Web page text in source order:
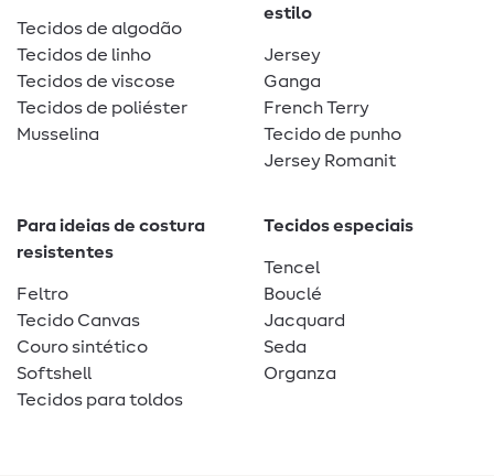
Tecidos de algodão
Tecidos de linho
Tecidos de viscose
Tecidos de poliéster
Musselina
estilo
Jersey
Ganga
French Terry
Tecido de punho
Jersey Romanit
Para ideias de costura
resistentes
Feltro
Tecido Canvas
Couro sintético
Softshell
Tecidos para toldos
Tecidos especiais
Tencel
Bouclé
Jacquard
Seda
Organza